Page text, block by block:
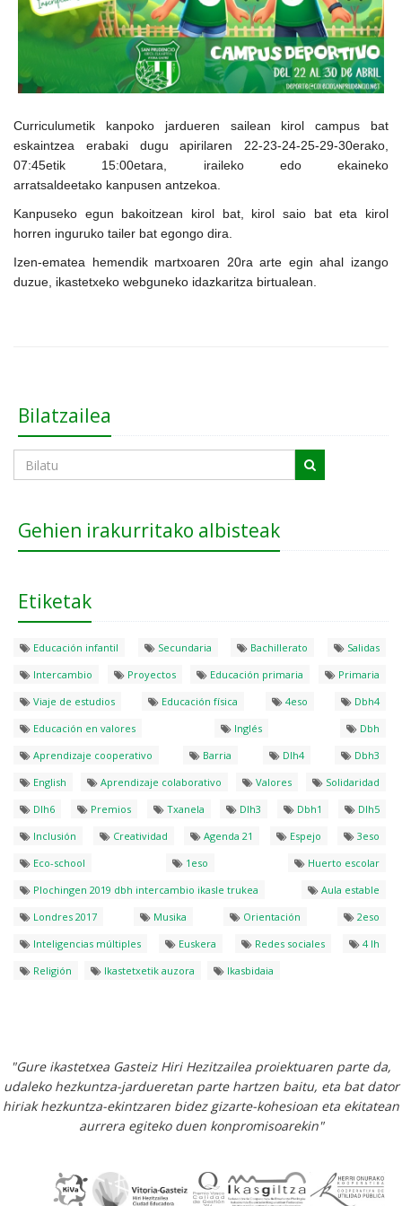
Curriculumetik kanpoko jardueren sailean kirol campus bat
eskaintzea erabaki dugu apirilaren 22-23-24-25-29-30erako,
07:45etik 15:00etara, iraileko edo ekaineko
arratsaldeetako kanpusen antzekoa.
Kanpuseko egun bakoitzean kirol bat, kirol saio bat eta kirol
horren inguruko tailer bat egongo dira.
Izen-ematea hemendik martxoaren 20ra arte egin ahal izango
duzue, ikastetxeko webguneko idazkaritza birtualean.
Bilatzailea
Gehien irakurritako albisteak
Etiketak
Educación infantil Secundaria Bachillerato
Salidas
Intercambio
Proyectos Educación primaria
Primaria
Viaje de estudios
Educación física 4eso
Dbh4
Educación en valores
Inglés
Dbh
Aprendizaje cooperativo
Barria Dlh4
Dbh3
English
Aprendizaje colaborativo Valores
Solidaridad
Dlh6
Premios Txanela Dlh3 Dbh1
Dlh5
Inclusión
Creatividad Agenda 21 Espejo
3eso
Eco-school
1eso
Huerto escolar
Plochingen 2019 dbh intercambio ikasle trukea
Aula estable
Londres 2017
Musika Orientación
2eso
Inteligencias múltiples
Euskera Redes sociales
4 lh
Religión
Ikastetxetik auzora Ikasbidaia
"Gure ikastetxea Gasteiz Hiri Hezitzailea proiektuaren parte da,
udaleko hezkuntza-jardueretan parte hartzen baitu, eta bat dator
hiriak hezkuntza-ekintzaren bidez gizarte-kohesioan eta ekitatean
aurrera egiteko duen konpromisoarekin"